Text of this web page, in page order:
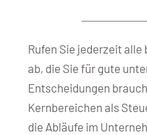
Rufen Sie jederzeit
ab, die Sie für gute
Entscheidungen
Kernbereichen als
die Abläufe im